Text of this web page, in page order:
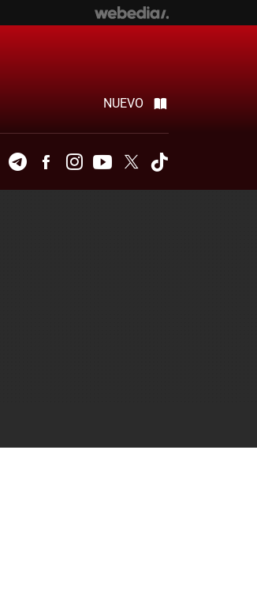
NUEVO
TelegramFacebookInstagramYoutubeTwitter